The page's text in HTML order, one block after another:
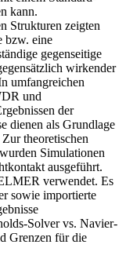
kann.
Strukturen zeigten
bzw. eine
gegenseitige
wirkender
umfangreichen
und
der
dienen als Grundlage
theoretischen
Simulationen
ausgeführt.
verwendet. Es
sowie importierte
Solver vs. Navier-
Grenzen für die